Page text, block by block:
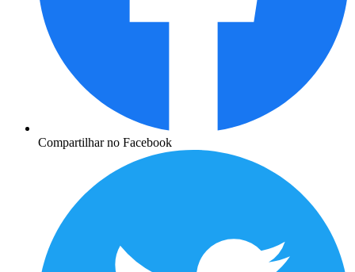
Compartilhar no Facebook